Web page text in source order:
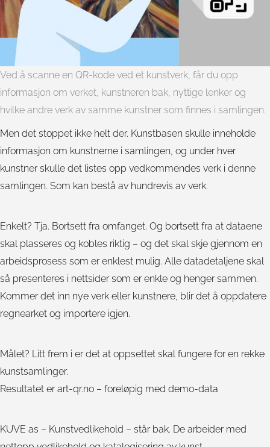
Ved å scanne en QR-kode ved et kunstverk, får du opp
informasjon om verket, kunstneren bak, nyttige lenker og
hvilke andre verk av samme kunstner som finnes i samlingen.
Men det stoppet ikke helt der. Kunstbasen skulle inneholde
informasjon om kunstnerne i samlingen, og under hver
kunstner skulle det listes opp vedkommendes verk i denne
samlingen. Som kan bestå av hundrevis av verk.
Enkelt? Tja. Bortsett fra omfanget. Og bortsett fra at dataene
skal plasseres og kobles riktig – og det skal skje gjennom en
arbeidsprosess som er enklest mulig. Alle datadetaljene skal
så presenteres i nettsider som er enkle og henger sammen.
Kommer det inn nye verk eller kunstnere, blir det å oppdatere
regnearket og importere igjen.
Målet? Litt frem i er det at oppsettet skal fungere for en rekke
kunstsamlinger.
Resultatet er art-qr.no – foreløpig med demo-data
KUVE as – Kunstvedlikehold – står bak. De arbeider med